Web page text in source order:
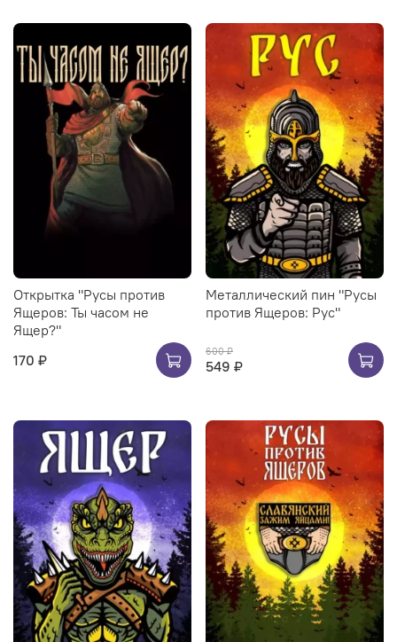
Открытка "Русы против
Ящеров: Ты часом не
Ящер?"
170 ₽
Металлический пин "Русы
против Ящеров: Рус"
600 ₽
549 ₽